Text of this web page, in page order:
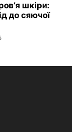
шкіри:
до сяючої